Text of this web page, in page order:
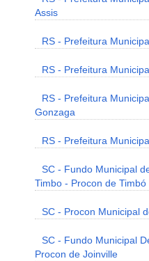
Assis
RS - Prefeitura
RS - Prefeitura
RS - Prefeitura
Gonzaga
RS - Prefeitura
SC - Fundo Municipal
Timbo - Procon de Timbó
SC - Procon Municipal
SC - Fundo Municipal
Procon de Joinville